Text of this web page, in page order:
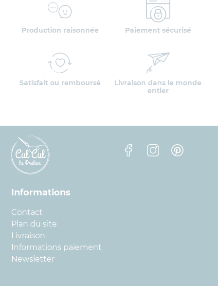
Production raisonnée Paiement sécurisé
Satisfait ou remboursé
Livraison dans le monde
entier
Informations
Contact
Plan du site
Livraison
Informations paiement
Newsletter
FacebookInstagramPinterest